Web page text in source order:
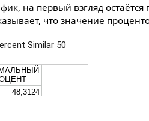
на первый взгляд
что значение